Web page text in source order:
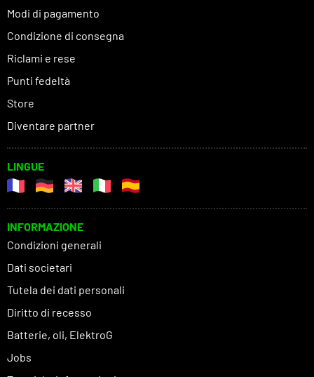
Modi di pagamento
Condizione di consegna
Riclami e rese
Punti fedeltà
Store
Diventare partner
LINGUE
INFORMAZIONE
Condizioni generali
Dati societari
Tutela dei dati personali
Diritto di recesso
Batterie, oli, ElektroG
Jobs